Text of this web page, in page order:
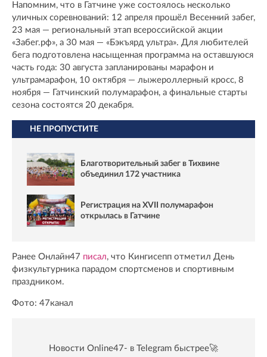
Напомним, что в Гатчине уже состоялось несколько
уличных соревнований: 12 апреля прошёл Весенний забег,
23 мая — региональный этап всероссийской акции
«Забег.рф», а 30 мая — «Бэкъярд ультра». Для любителей
бега подготовлена насыщенная программа на оставшуюся
часть года: 30 августа запланированы марафон и
ультрамарафон, 10 октября — лыжероллерный кросс, 8
ноября — Гатчинский полумарафон, а финальные старты
сезона состоятся 20 декабря.
НЕ ПРОПУСТИТЕ
Благотворительный забег в Тихвине
объединил 172 участника
Регистрация на XVII полумарафон
открылась в Гатчине
Ранее Онлайн47 писал, что Кингисепп отметил День
физкультурника парадом спортсменов и спортивным
праздником.
Фото: 47канал
Новости Online47- в Telegram быстрее🚀